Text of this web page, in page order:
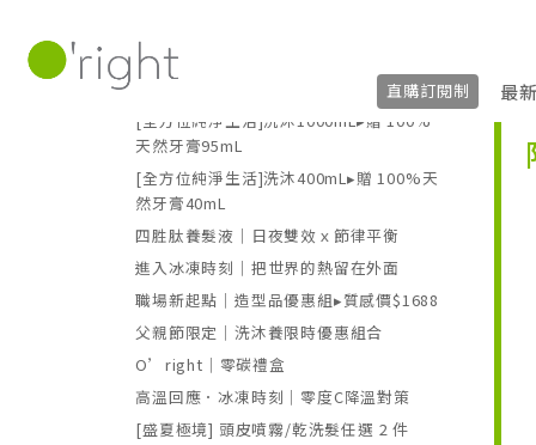
直購訂閱制 最
美體保養
優惠活動
[盛夏極境]HOME系列▸第二件 8 折
[全方位純淨生活]洗沐1000mL▸贈 100%
天然牙膏95mL
[全方位純淨生活]洗沐400mL▸贈 100%天
然牙膏40mL
四胜肽養髮液｜日夜雙效ｘ節律平衡
進入冰凍時刻｜把世界的熱留在外面
職場新起點｜造型品優惠組▸質感價$1688
父親節限定｜洗沐養限時優惠組合
O’right｜零碳禮盒
高溫回應．冰凍時刻｜零度C降溫對策
[盛夏極境] 頭皮噴霧/乾洗髮任選 2 件